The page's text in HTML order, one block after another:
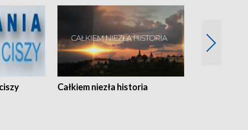
Całkiem niezła historia